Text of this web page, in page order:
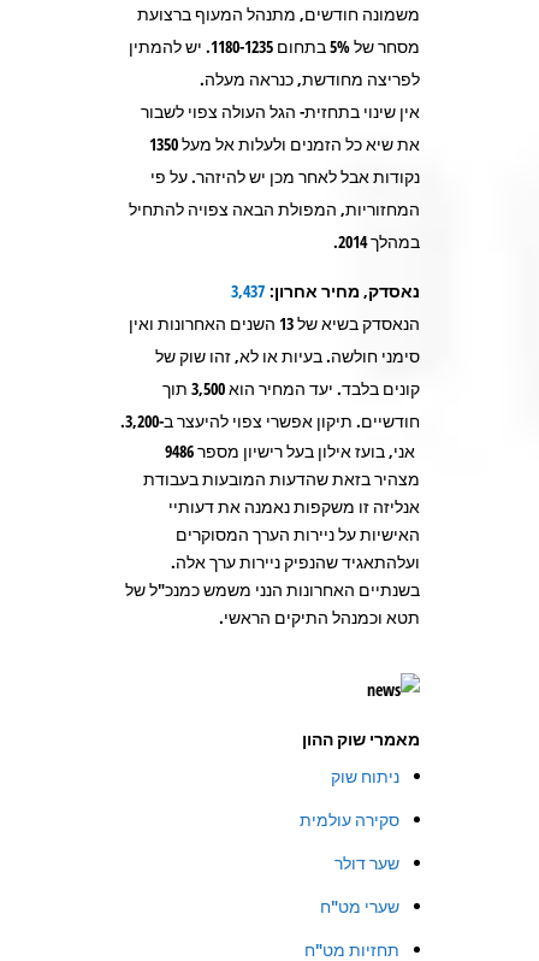
משמונה חודשים, מתנהל המעוף ברצועת
מסחר של 5% בתחום 1180-1235. יש להמתין
לפריצה מחודשת, כנראה מעלה.
אין שינוי בתחזית- הגל העולה צפוי לשבור
את שיא כל הזמנים ולעלות אל מעל 1350
נקודות אבל לאחר מכן יש להיזהר. על פי
המחזוריות, המפולת הבאה צפויה להתחיל
במהלך 2014.
נאסדק, מחיר אחרון: 3,437
הנאסדק בשיא של 13 השנים האחרונות ואין
סימני חולשה. בעיות או לא, זהו שוק של
קונים בלבד. יעד המחיר הוא 3,500 תוך
חודשיים. תיקון אפשרי צפוי להיעצר ב-3,200
.
אני, בועז אילון בעל רישיון מספר 9486
מצהיר בזאת שהדעות המובעות בעבודת
אנליזה זו משקפות נאמנה את דעותיי
האישיות על ניירות הערך המסוקרים
ועלהתאגיד שהנפיק ניירות ערך אלה.
בשנתיים האחרונות הנני משמש כמנכ"ל של
תטא וכמנהל התיקים הראשי.
מאמרי שוק ההון
ניתוח שוק
סקירה עולמית
שער דולר
שערי מט"ח
תחזיות מט"ח